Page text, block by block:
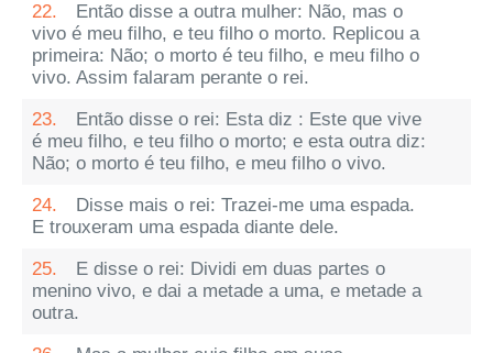
22.
Então disse a outra mulher: Não, mas o
vivo é meu filho, e teu filho o morto. Replicou a
primeira: Não; o morto é teu filho, e meu filho o
vivo. Assim falaram perante o rei.
23.
Então disse o rei: Esta diz : Este que vive
é meu filho, e teu filho o morto; e esta outra diz:
Não; o morto é teu filho, e meu filho o vivo.
24.
Disse mais o rei: Trazei-me uma espada.
E trouxeram uma espada diante dele.
25.
E disse o rei: Dividi em duas partes o
menino vivo, e dai a metade a uma, e metade a
outra.